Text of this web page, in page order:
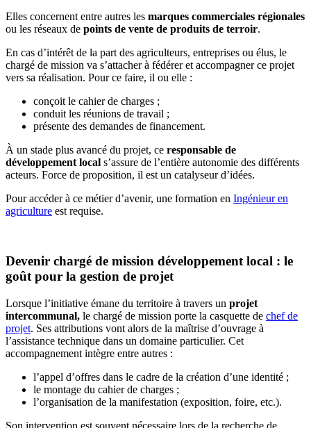
Elles concernent entre autres les marques commerciales régionales
ou les réseaux de points de vente de produits de terroir.
En cas d’intérêt de la part des agriculteurs, entreprises ou élus, le
chargé de mission va s’attacher à fédérer et accompagner ce projet
vers sa réalisation. Pour ce faire, il ou elle :
conçoit le cahier de charges ;
conduit les réunions de travail ;
présente des demandes de financement.
À un stade plus avancé du projet, ce responsable de
développement local s’assure de l’entière autonomie des différents
acteurs. Force de proposition, il est un catalyseur d’idées.
Pour accéder à ce métier d’avenir, une formation en Ingénieur en
agriculture est requise.
Devenir chargé de mission développement local : le
goût pour la gestion de projet
Lorsque l’initiative émane du territoire à travers un projet
intercommunal, le chargé de mission porte la casquette de chef de
projet. Ses attributions vont alors de la maîtrise d’ouvrage à
l’assistance technique dans un domaine particulier. Cet
accompagnement intègre entre autres :
l’appel d’offres dans le cadre de la création d’une identité ;
le montage du cahier de charges ;
l’organisation de la manifestation (exposition, foire, etc.).
Son intervention est souvent nécessaire lors de la recherche de